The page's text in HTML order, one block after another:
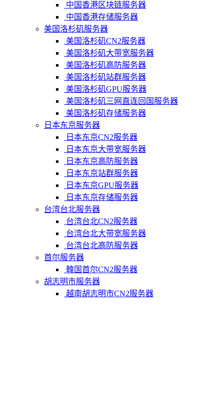
中国香港区块链服务器
中国香港存储服务器
美国洛杉矶服务器
美国洛杉矶CN2服务器
美国洛杉矶大带宽服务器
美国洛杉矶高防服务器
美国洛杉矶站群服务器
美国洛杉矶GPU服务器
美国洛杉矶三网直连回国服务器
美国洛杉矶存储服务器
日本东京服务器
日本东京CN2服务器
日本东京大带宽服务器
日本东京高防服务器
日本东京站群服务器
日本东京GPU服务器
日本东京存储服务器
台湾台北服务器
台湾台北CN2服务器
台湾台北大带宽服务器
台湾台北高防服务器
首尔服务器
韓国首尔CN2服务器
胡志明市服务器
越南胡志明市CN2服务器